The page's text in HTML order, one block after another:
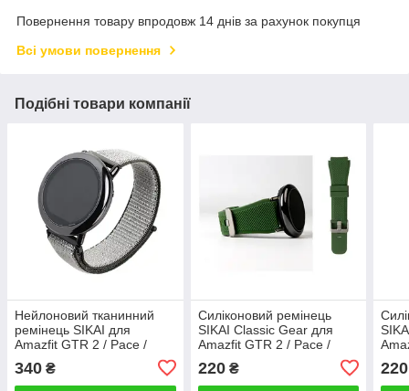
Повернення товару впродовж 14 днів за рахунок покупця
Всі умови повернення
Подібні товари компанії
Нейлоновий тканинний
ремінець SIKAI для
Amazfit GTR 2 / Pace /
Stratos / 22 мм на липучці
Хакі 1643P
340 ₴
Силіконовий ремінець
SIKAI Classic Gear для
Amazfit GTR 2 / Pace /
Stratos / 22 мм рифлений
Хакі 1637P
220₴ 220